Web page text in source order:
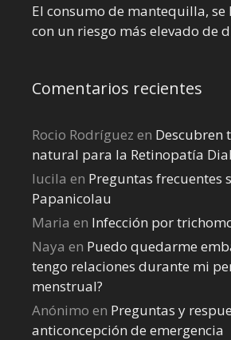
El consumo de mantequilla, se
con un riesgo más elevado de
Comentarios recientes
Rocio Rodríguez en Descubren
natural para la Retinopatía
lucila en Preguntas frecuentes
Papanicolau
Maria en Infección por
Naya en Puedo quedarme
tengo relaciones durante mi
menstrual?
Anónimo en Preguntas y
anticoncepción de emergencia